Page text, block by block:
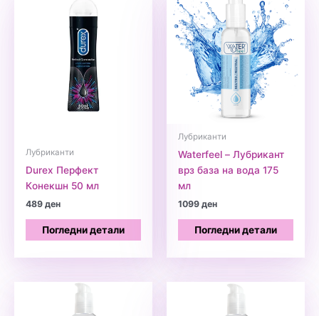
Лубриканти
Durex Перфект
Кoнекшн 50 мл
489ден
Погледни детали
Лубриканти
Waterfeel – Лубрикант
врз база на вода 175
мл
1099ден
Погледни детали